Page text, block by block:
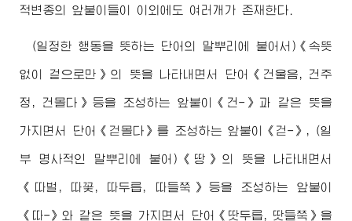
적변종의 앞붙이들이 이외에도 여러개가 존재한다.
(일정한 행동을 뜻하는 단어의 말뿌리에 붙어서)《속뜻
없이 겉으로만》의 뜻을 나타내면서 단어《건울음, 건주
정, 건몰다》등을 조성하는 앞붙이《건-》과 같은 뜻을
가지면서 단어《걷몰다》를 조성하는 앞붙이《걷-》, (일
부 명사적인 말뿌리에 붙어)《땅》의 뜻을 나타내면서
《따벌, 따꽃, 따두릅, 따들쭉》등을 조성하는 앞붙이
《따-》와 같은 뜻을 가지면서 단어《땃두릅, 땃들쭉》을